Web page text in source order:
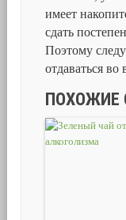
имеет
сдать
Поэтому
отдаваться во
ПОХОЖИЕ